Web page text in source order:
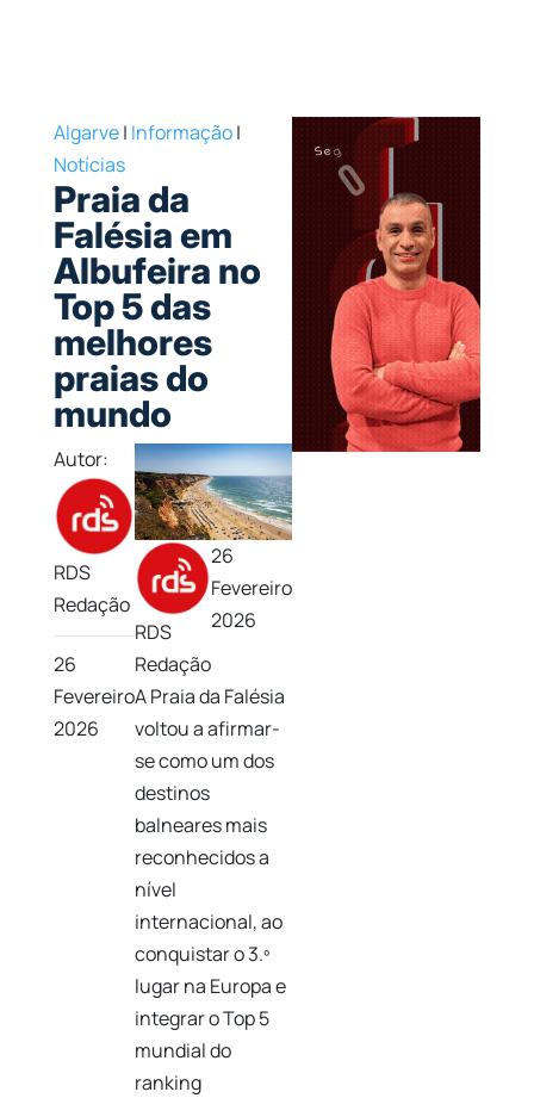
Algarve| Informação|
Notícias
Praia da
Falésia em
Albufeira no
Top 5 das
melhores
praias do
mundo
Autor:
RDS
Redação
26
Fevereiro
2026
RDS
Redação
26
Fevereiro
2026
APraia da Falésia
voltou a afirmar-
se como um dos
destinos
balneares mais
reconhecidos a
nível
internacional, ao
conquistar o 3.º
lugar na Europa e
integrar o Top 5
mundial do
ranking